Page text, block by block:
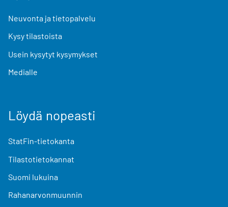
Neuvonta ja tietopalvelu
Kysy tilastoista
Usein kysytyt kysymykset
Medialle
Löydä nopeasti
StatFin-tietokanta
Tilastotietokannat
Suomi lukuina
Rahanarvonmuunnin